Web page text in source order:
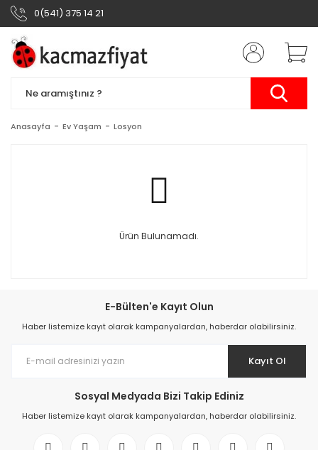
0(541) 375 14 21
Anasayfa Ev Yaşam Losyon
Ürün Bulunamadı.
E-Bülten'e Kayıt Olun
Haber listemize kayıt olarak kampanyalardan, haberdar olabilirsiniz.
Kayıt Ol
Sosyal Medyada Bizi Takip Ediniz
Haber listemize kayıt olarak kampanyalardan, haberdar olabilirsiniz.